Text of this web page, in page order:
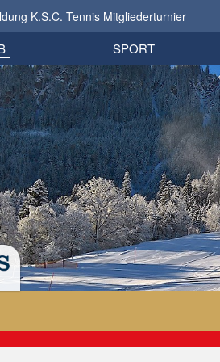
K.S.C. Tennis Mitgliederturnier
SPORT
2018